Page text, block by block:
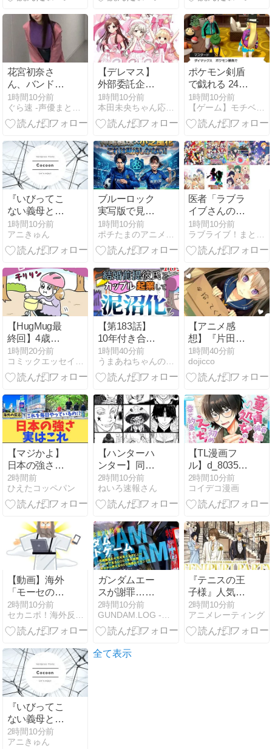
ビフォーアフ
ターが海外掲
示板で話題に
マ）
花宮初奈さ
ん、バンドリ
で早くも大人
気ｗｗｗｗ
1時間10分前
【デレマス】
外部委託企業
「せめて売れ
るキャラとコ
ラボするか」
ナP「自分が
シンデレラガ
ールズを追わ
なかったのは
特定のキャラ
クターばかり
贔屓するか
ら」
1時間10分前
本田未央ちゃん応援まとめ速報
ポケモン剣盾
で戯れる 24匹
目
1時間10分前
『いびってこ
ない義母と義
姉』のくじら
とは誰？人物
像と役割を整
1時間10分前
アニきゅん
ブルーロック
実写版で見た
い神尾楓珠×
小芝風花を考
察
1時間10分前
医者「ラブラ
イブさんの容
態は？」看護
師「ひとまず
落ち着いてま
1時間10分前
【HugMug最
終回】4歳、
自転車デビュ
ー
1時間20分前
コミックエッセイ365
【第183話】
10年付き合っ
た結婚前提彼
氏とカップル
起業して泥沼
1時間40分前
うまあねちゃんのまけまけ日記
【アニメ感
想】『片田舎
のおっさん、
剣聖になるII』
第5話 つまら
い？海外の反
応は？【ネタ
バレあり】ベ
リルの師とし
ての覚悟、圧
巻の雄叫び、
そして極限ま
で磨き上げら
ン作画が見事
に融合した文
句なしの神回
1時間40分前
dojicco
【マジかよ】
日本の強さ、
実はこれ。外
国人が“日
常”を見て衝撃
2時間前
ひえたコッペパン
【ハンターハ
ンター】同じ
部屋に1時間
閉じ込められ
るなら？
2時間10分前
ねいろ速報さん
【TL漫画フ
ル】d_803543
| 童貞彼氏柚乃
くんと処女の
私初めてえっ
されちゃいま
した | はにー
かもみーる(童
貞)
2時間10分前
コイデコ漫画
【動画】海外
「モーセのよ
うに海を割ろ
うとした牧師
ｗｗｗ」旧約
しようとした
牧師の結末が
話題に【海外
の反応】
2時間10分前
セカニポ！海外反応の解説とまとめ
ガンダムエー
スが謝罪…人
気カード付録
で2026年9月
号が全国的に
2時間10分前
GUNDAM.LOG -ガンダム2chまとめブログ-
『テニスの王
子様』人気キ
ャラランキン
グ！歴代人気
投票を集計し
2時間10分前
アニメレーティング
『いびってこ
ない義母と義
姉』3話で関
係に変化？物
2時間10分前
アニきゅん
全て表示